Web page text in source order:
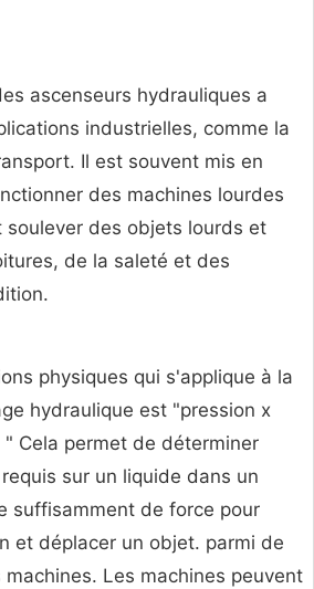
ascenseurs hydrauliques a
industrielles, comme la
Il est souvent mis en
des machines lourdes
soulever des objets lourds et
de la saleté et des
physiques qui s'applique à la
hydraulique est "pression x
Cela permet de déterminer
sur un liquide dans un
suffisamment de force pour
et déplacer un objet. parmi de
Les machines peuvent